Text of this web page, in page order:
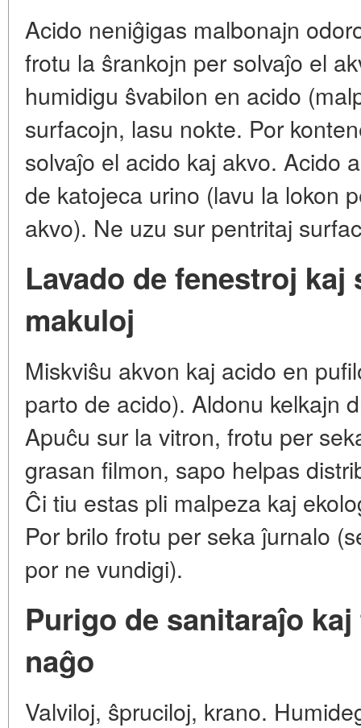
Acido neniĝigas malbonajn
frotu la ŝrankojn per solvaĵo el
humidigu ŝvabilon en acido
surfacojn, lasu nokte. Por
solvaĵo el acido kaj akvo. Acido
de katojeca urino (lavu la lokon
akvo). Ne uzu sur pentritaj
Lavado de fenestroj kaj
makuloj
Miskviŝu akvon kaj acido en
parto de acido). Aldonu kelkajn
Apuĉu sur la vitron, frotu per
grasan filmon, sapo helpas
Ĉi tiu estas pli malpeza kaj
Por brilo frotu per seka ĵurnalo
por ne vundigi).
Purigo de sanitaraĵo
naĝo
Valviloj, ŝpruciloj, krano.